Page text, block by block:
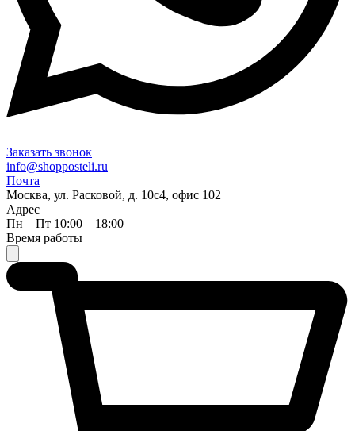
Заказать звонок
info@shopposteli.ru
Почта
Москва, ул. Расковой, д. 10с4, офис 102
Адрес
Пн—Пт 10:00 – 18:00
Время работы